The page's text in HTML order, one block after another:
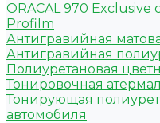
ORACAL 970 Exclusive
Profilm
Антигравийная
Антигравийная
Полиуретановая
Тонировочная
Тонирующая
автомобиля